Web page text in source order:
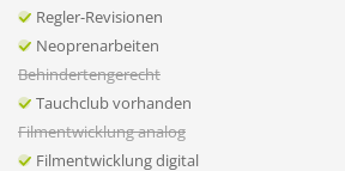
Regler-Revisionen
Neoprenarbeiten
Behindertengerecht
Tauchclub vorhanden
Filmentwicklung analog
Filmentwicklung digital